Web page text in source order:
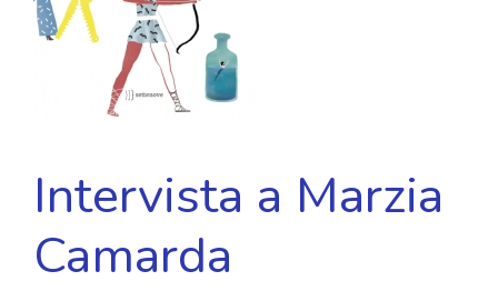
Intervista a Marzia
Camarda